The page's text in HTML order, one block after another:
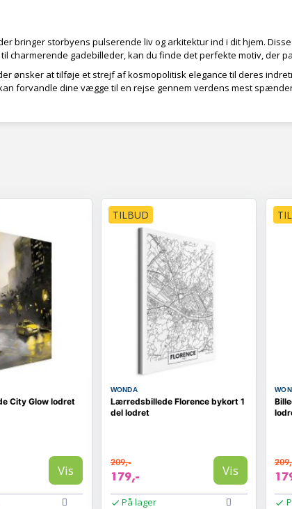
bringer storbyens pulserende liv og arkitektur ind i dit hjem.
charmerende gadebilleder, kan du finde det perfekte motiv, der
ønsker at tilføje et strejf af kosmopolitisk elegance til deres
forvandle dine vægge til en rejse gennem verdens mest
City Glow lodret
Vis
TILBUD
WONDA
Lærredsbillede Florence bykort 1
del lodret
209,-
179,- Vis
På lager